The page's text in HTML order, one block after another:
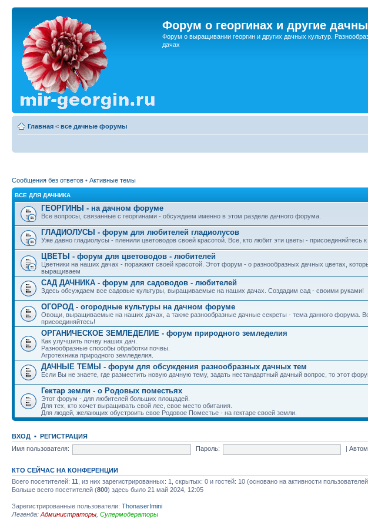
Форум о георгинах и другие
Форум о выращивании георгин и других дачных культур.
дачах
Главная < все дачные форумы
Сообщения без ответов • Активные темы
ВСЕ ДЛЯ ДАЧНИКА
ГЕОРГИНЫ - на дачном форуме
Все вопросы, связанные с георгинами - обсуждаем именно в этом разделе дачного форума.
ГЛАДИОЛУСЫ - форум для любителей гладиолусов
Уже давно гладиолусы - пленили цветоводов своей красотой. Все, кто любит эти цветы - присоединяйтесь
ЦВЕТЫ - форум для цветоводов - любителей
Цветники на наших дачах - поражают своей красотой. Этот форум - о разнообразных дачных цветах,
выращиваем
САД ДАЧНИКА - форум для садоводов - любителей
Здесь обсуждаем все садовые культуры, выращиваемые на наших дачах. Создадим сад - своими руками!
ОГОРОД - огородные культуры на дачном форуме
Овощи, выращиваемые на наших дачах, а также разнообразные дачные секреты - тема данного форума.
присоединяйтесь!
ОРГАНИЧЕСКОЕ ЗЕМЛЕДЕЛИЕ - форум природного земледелия
Как улучшить почву наших дач.
Разнообразные способы обработки почвы.
Агротехника природного земледелия.
ДАЧНЫЕ ТЕМЫ - форум для обсуждения разнообразных дачных тем
Если Вы не знаете, где разместить новую дачную тему, задать нестандартный дачный вопрос, то этот
Гектар земли - о Родовых поместьях
Этот форум - для любителей больших площадей.
Для тех, кто хочет выращивать свой лес, свое место обитания.
Для людей, желающих обустроить свое Родовое Поместье - на гектаре своей земли.
ВХОД • РЕГИСТРАЦИЯ
Имя пользователя:
Пароль: |
КТО СЕЙЧАС НА КОНФЕРЕНЦИИ
Всего посетителей: 11 , из них зарегистрированных: 1, скрытых: 0 и гостей: 10 (основано на активности
Больше всего посетителей (800) здесь было 21 май 2024, 12:05
Зарегистрированные пользователи: ThonaserImini
Легенда: Администраторы Супермодераторы